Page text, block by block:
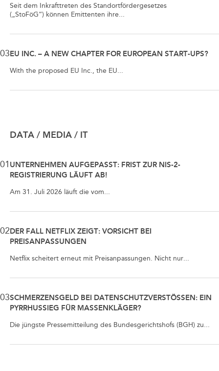
Seit dem Inkrafttreten des Standortfördergesetzes
(„StoFöG“) können Emittenten ihre...
03 EU INC. – A NEW CHAPTER FOR EUROPEAN START-UPS?
With the proposed EU Inc., the EU...
DATA / MEDIA / IT
01 UNTERNEHMEN AUFGEPASST: FRIST ZUR NIS-2-
REGISTRIERUNG LÄUFT AB!
Am 31. Juli 2026 läuft die vom...
02 DER FALL NETFLIX ZEIGT: VORSICHT BEI
PREISANPASSUNGEN
Netflix scheitert erneut mit Preisanpassungen. Nicht nur...
03SCHMERZENSGELD BEI DATENSCHUTZVERSTÖSSEN: EIN P
YRRHUSSIEG FÜR MASSENKLÄGER?
Die jüngste Pressemitteilung des Bundesgerichtshofs (BGH) zu...